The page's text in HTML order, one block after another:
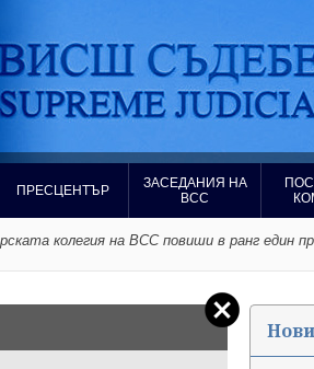
ПРЕСЦЕНТЪР
ЗАСЕДАНИЯ НА
ВСС
колегия на ВСС повиши в ранг един